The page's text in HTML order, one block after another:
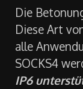
Die
Diese Art
alle
SOCKS4
IP6